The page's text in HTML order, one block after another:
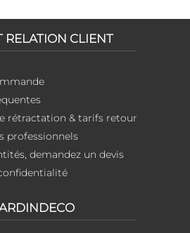
RELATION CLIENT
rétractation & tarifs retour
professionnels
demandez un devis